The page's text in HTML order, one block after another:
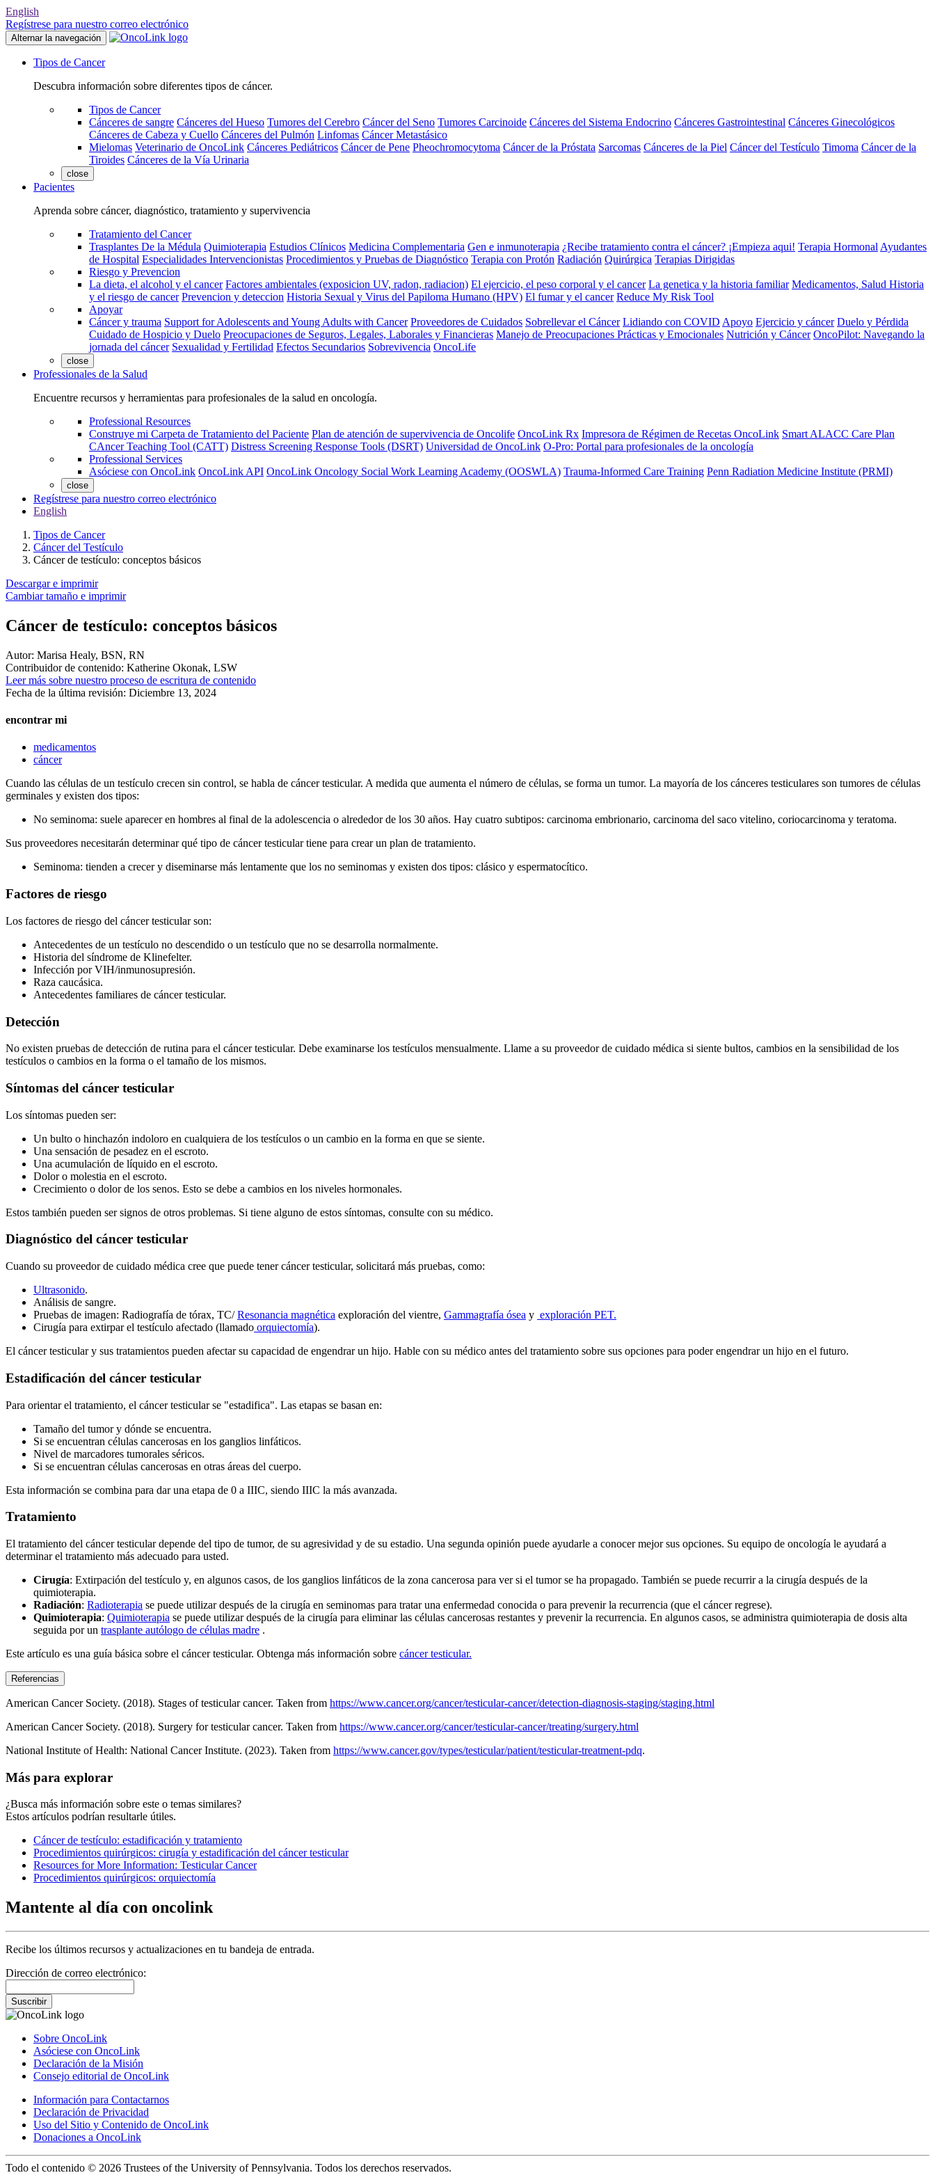
English
Regístrese para nuestro correo electrónico
Alternar la navegación
Tipos de Cancer
Descubra información sobre diferentes tipos de cáncer.
Tipos de Cancer
Cánceres de sangre Cánceres del Hueso Tumores del Cerebro Cáncer del Seno Tumores Carcinoide Cánceres del Sistema Endocrino Cánceres Gastrointestinal Cánceres Ginecológicos
Cánceres de Cabeza y Cuello Cánceres del Pulmón Linfomas Cáncer Metastásico
Mielomas Veterinario de OncoLink Cánceres Pediátricos Cáncer de Pene Pheochromocytoma Cáncer de la Próstata Sarcomas Cánceres de la Piel Cáncer del Testículo Timoma Cáncer de la
Tiroides Cánceres de la Vía Urinaria
close
Pacientes
Aprenda sobre cáncer, diagnóstico, tratamiento y supervivencia
Tratamiento del Cancer
Trasplantes De la Médula Quimioterapia Estudios Clínicos Medicina Complementaria Gen e inmunoterapia ¿Recibe tratamiento contra el cáncer? ¡Empieza aqui! Terapia Hormonal Ayudantes
de Hospital Especialidades Intervencionistas Procedimientos y Pruebas de Diagnóstico Terapia con Protón Radiación Quirúrgica Terapias Dirigidas
Riesgo y Prevencion
La dieta, el alcohol y el cancer Factores ambientales (exposicion UV, radon, radiacion) El ejercicio, el peso corporal y el cancer La genetica y la historia familiar Medicamentos, Salud Historia
y el riesgo de cancer Prevencion y deteccion Historia Sexual y Virus del Papiloma Humano (HPV) El fumar y el cancer Reduce My Risk Tool
Apoyar
Cáncer y trauma Support for Adolescents and Young Adults with Cancer Proveedores de Cuidados Sobrellevar el Cáncer Lidiando con COVID Apoyo Ejercicio y cáncer Duelo y Pérdida
Cuidado de Hospicio y Duelo Preocupaciones de Seguros, Legales, Laborales y Financieras Manejo de Preocupaciones Prácticas y Emocionales Nutrición y Cáncer OncoPilot: Navegando la
jornada del cáncer Sexualidad y Fertilidad Efectos Secundarios Sobrevivencia OncoLife
close
Professionales de la Salud
Encuentre recursos y herramientas para profesionales de la salud en oncología.
Professional Resources
Construye mi Carpeta de Tratamiento del Paciente Plan de atención de supervivencia de Oncolife OncoLink Rx Impresora de Régimen de Recetas OncoLink Smart ALACC Care Plan
CAncer Teaching Tool (CATT) Distress Screening Response Tools (DSRT) Universidad de OncoLink O-Pro: Portal para profesionales de la oncología
Professional Services
Asóciese con OncoLink OncoLink API OncoLink Oncology Social Work Learning Academy (OOSWLA) Trauma-Informed Care Training Penn Radiation Medicine Institute (PRMI)
close
Regístrese para nuestro correo electrónico
English
Tipos de Cancer
Cáncer del Testículo
Cáncer de testículo: conceptos básicos
Descargar e imprimir
Cambiar tamaño e imprimir
Cáncer de testículo: conceptos básicos
Autor: Marisa Healy, BSN, RN
Contribuidor de contenido: Katherine Okonak, LSW
Leer más sobre nuestro proceso de escritura de contenido
Fecha de la última revisión: Diciembre 13, 2024
encontrar mi
medicamentos
cáncer
Cuando las células de un testículo crecen sin control, se habla de cáncer testicular. A medida que aumenta el número de células, se forma un tumor. La mayoría de los cánceres testiculares son tumores de células
germinales y existen dos tipos:
No seminoma: suele aparecer en hombres al final de la adolescencia o alrededor de los 30 años. Hay cuatro subtipos: carcinoma embrionario, carcinoma del saco vitelino, coriocarcinoma y teratoma.
Sus proveedores necesitarán determinar qué tipo de cáncer testicular tiene para crear un plan de tratamiento.
Seminoma: tienden a crecer y diseminarse más lentamente que los no seminomas y existen dos tipos: clásico y espermatocítico.
Factores de riesgo
Los factores de riesgo del cáncer testicular son:
Antecedentes de un testículo no descendido o un testículo que no se desarrolla normalmente.
Historia del síndrome de Klinefelter.
Infección por VIH/inmunosupresión.
Raza caucásica.
Antecedentes familiares de cáncer testicular.
Detección
No existen pruebas de detección de rutina para el cáncer testicular. Debe examinarse los testículos mensualmente. Llame a su proveedor de cuidado médica si siente bultos, cambios en la sensibilidad de los
testículos o cambios en la forma o el tamaño de los mismos.
Síntomas del cáncer testicular
Los síntomas pueden ser:
Un bulto o hinchazón indoloro en cualquiera de los testículos o un cambio en la forma en que se siente.
Una sensación de pesadez en el escroto.
Una acumulación de líquido en el escroto.
Dolor o molestia en el escroto.
Crecimiento o dolor de los senos. Esto se debe a cambios en los niveles hormonales.
Estos también pueden ser signos de otros problemas. Si tiene alguno de estos síntomas, consulte con su médico.
Diagnóstico del cáncer testicular
Cuando su proveedor de cuidado médica cree que puede tener cáncer testicular, solicitará más pruebas, como:
Ultrasonido.
Análisis de sangre.
Pruebas de imagen: Radiografía de tórax, TC/Resonancia magnética exploración del vientre, Gammagrafía ósea y exploración PET.
Cirugía para extirpar el testículo afectado (llamado orquiectomía).
El cáncer testicular y sus tratamientos pueden afectar su capacidad de engendrar un hijo. Hable con su médico antes del tratamiento sobre sus opciones para poder engendrar un hijo en el futuro.
Estadificación del cáncer testicular
Para orientar el tratamiento, el cáncer testicular se "estadifica". Las etapas se basan en:
Tamaño del tumor y dónde se encuentra.
Si se encuentran células cancerosas en los ganglios linfáticos.
Nivel de marcadores tumorales séricos.
Si se encuentran células cancerosas en otras áreas del cuerpo.
Esta información se combina para dar una etapa de 0 a IIIC, siendo IIIC la más avanzada.
Tratamiento
El tratamiento del cáncer testicular depende del tipo de tumor, de su agresividad y de su estadio. Una segunda opinión puede ayudarle a conocer mejor sus opciones. Su equipo de oncología le ayudará a
determinar el tratamiento más adecuado para usted.
Cirugía: Extirpación del testículo y, en algunos casos, de los ganglios linfáticos de la zona cancerosa para ver si el tumor se ha propagado. También se puede recurrir a la cirugía después de la
quimioterapia.
Radiación: Radioterapia se puede utilizar después de la cirugía en seminomas para tratar una enfermedad conocida o para prevenir la recurrencia (que el cáncer regrese).
Quimioterapia: Quimioterapia se puede utilizar después de la cirugía para eliminar las células cancerosas restantes y prevenir la recurrencia. En algunos casos, se administra quimioterapia de dosis alta
seguida por un trasplante autólogo de células madre .
Este artículo es una guía básica sobre el cáncer testicular. Obtenga más información sobre cáncer testicular.
Referencias
American Cancer Society. (2018). Stages of testicular cancer. Taken from https://www.cancer.org/cancer/testicular-cancer/detection-diagnosis-staging/staging.html
American Cancer Society. (2018). Surgery for testicular cancer. Taken from https://www.cancer.org/cancer/testicular-cancer/treating/surgery.html
National Institute of Health: National Cancer Institute. (2023). Taken from https://www.cancer.gov/types/testicular/patient/testicular-treatment-pdq.
Más para explorar
¿Busca más información sobre este o temas similares?
Estos artículos podrían resultarle útiles.
Cáncer de testículo: estadificación y tratamiento
Procedimientos quirúrgicos: cirugía y estadificación del cáncer testicular
Resources for More Information: Testicular Cancer
Procedimientos quirúrgicos: orquiectomía
Mantente al día con oncolink
Recibe los últimos recursos y actualizaciones en tu bandeja de entrada.
Dirección de correo electrónico:
Suscribir
Sobre OncoLink
Asóciese con OncoLink
Declaración de la Misión
Consejo editorial de OncoLink
Información para Contactarnos
Declaración de Privacidad
Uso del Sitio y Contenido de OncoLink
Donaciones a OncoLink
Todo el contenido © 2026 Trustees of the University of Pennsylvania. Todos los derechos reservados.